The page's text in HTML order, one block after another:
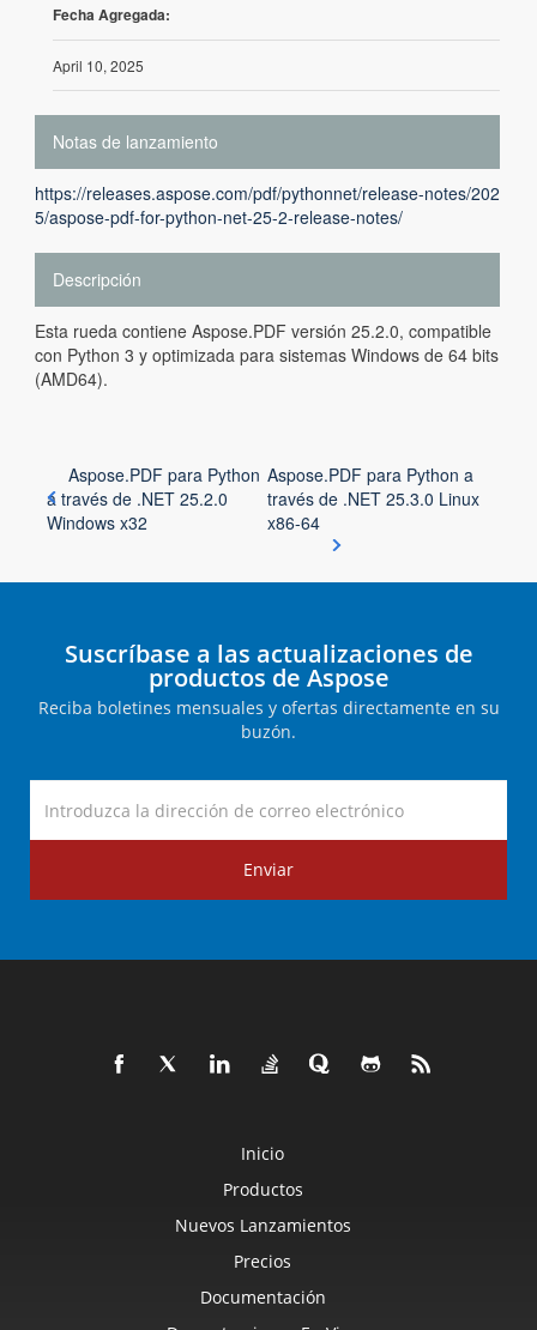
Fecha Agregada:
April 10, 2025
Notas de lanzamiento
https://releases.aspose.com/pdf/pythonnet/release-notes/202
5/aspose-pdf-for-python-net-25-2-release-notes/
Descripción
Esta rueda contiene Aspose.PDF versión 25.2.0, compatible
con Python 3 y optimizada para sistemas Windows de 64 bits
(AMD64).
Aspose.PDF para Python
a través de .NET 25.2.0
Windows x32
Aspose.PDF para Python a
través de .NET 25.3.0 Linux
x86-64
Suscríbase a las actualizaciones de
productos de Aspose
Reciba boletines mensuales y ofertas directamente en su
buzón.
Enviar
Inicio
Productos
Nuevos Lanzamientos
Precios
Documentación